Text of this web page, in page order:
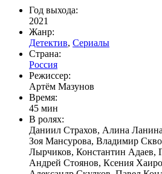
Год выхода:
2021
Жанр:
Детектив, Сериалы
Страна:
Россия
Режиссер:
Артём Мазунов
Время:
45 мин
В ролях:
Даниил Страхов, Алина
Зоя Мансурова, Владимир
Лырчиков, Константин Адаев,
Андрей Стоянов, Ксения